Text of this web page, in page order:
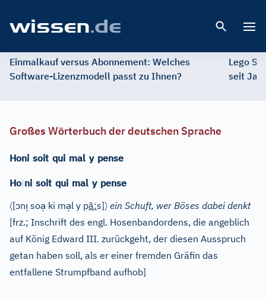
Einmalkauf versus Abonnement: Welches
Software-Lizenzmodell passt zu Ihnen?
Lego
seit
Großes Wörterbuch der deutschen Sprache
Honi soit qui mal y pense
Ho|ni soit qui mal y pense
〈[ɔnı̣ soạ ki mạl y pã:s]〉 ein Schuft, wer Böses dabei denkt
[frz.; Inschrift des engl. Hosenbandordens, die angeblich
auf König Edward III. zurückgeht, der diesen Ausspruch
getan haben soll, als er einer fremden Gräfin das
entfallene Strumpfband aufhob]